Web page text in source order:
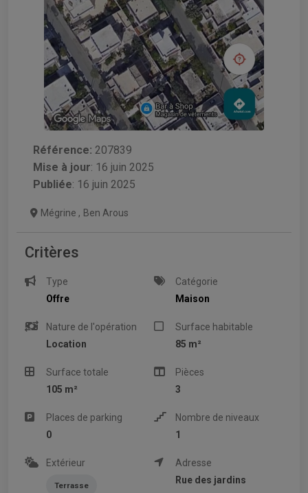
Référence: 207839
Mise à jour: 16 juin 2025
Publiée: 16 juin 2025
Mégrine , Ben Arous
Critères
Type
Offre
Catégorie
Maison
Nature de l'opération
Location
Surface habitable
85 m²
Surface totale
105 m²
Pièces
3
Places de parking
0
Nombre de niveaux
1
Extérieur
Terrasse
Adresse
Rue des jardins